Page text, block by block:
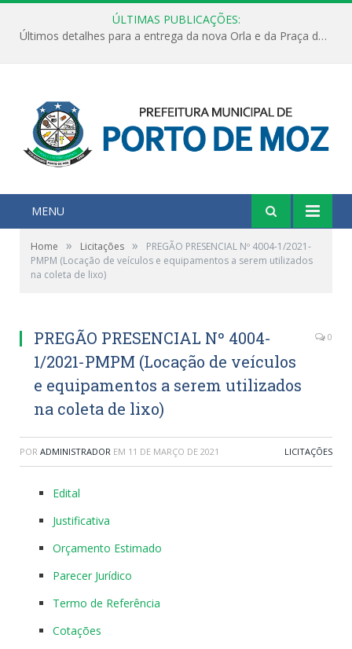
ÚLTIMAS PUBLICAÇÕES:
Últimos detalhes para a entrega da nova Orla e da Praça do Praião
MENU
Home » Licitações »
PREGÃO PRESENCIAL Nº 4004-1/2021-
PMPM (Locação de veículos e equipamentos a serem utilizados
na coleta de lixo)
PREGÃO PRESENCIAL Nº 4004-
1/2021-PMPM (Locação de veículos
e equipamentos a serem utilizados
na coleta de lixo)
0
POR ADMINISTRADOR EM 11 DE MARÇO DE 2021 LICITAÇÕES
Edital
Justificativa
Orçamento Estimado
Parecer Jurídico
Termo de Referência
Cotações